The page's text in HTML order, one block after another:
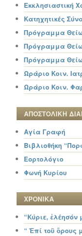
Εκκλησιαστική
Κατηχητικές
Πρόγραμμα
Πρόγραμμα
Πρόγραμμα
Ωράριο Κοιν.
Ωράριο Κοιν.
ΑΠΟΣΤΟΛΙΚΗ
Αγία Γραφή
Βιβλιοθήκη
Εορτολόγιο
Φωνή Κυρίου
ΧΡΟΝΙΚΑ
“Κύριε, ἐλέησόν
“ Ἐπί τοῦ ὄρους